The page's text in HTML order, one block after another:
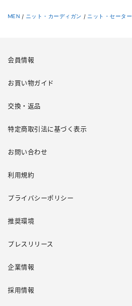
MEN / ニット・カーディガン / ニット・セーター
会員情報
お買い物ガイド
交換・返品
特定商取引法に基づく表示
お問い合わせ
利用規約
プライバシーポリシー
推奨環境
プレスリリース
企業情報
採用情報